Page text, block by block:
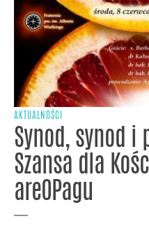
AKTUALNOŚCI
Synod, synod i
Szansa dla
areOPagu